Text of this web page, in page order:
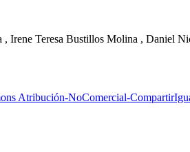
Irene Teresa Bustillos Molina , Daniel
Atribución-NoComercial-